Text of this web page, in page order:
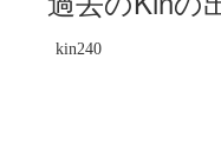
kin240